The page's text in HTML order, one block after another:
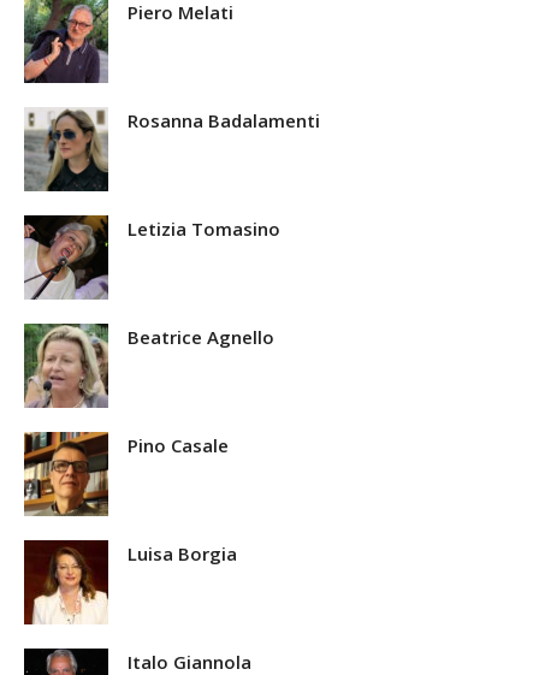
Piero Melati
Rosanna Badalamenti
Letizia Tomasino
Beatrice Agnello
Pino Casale
Luisa Borgia
Italo Giannola